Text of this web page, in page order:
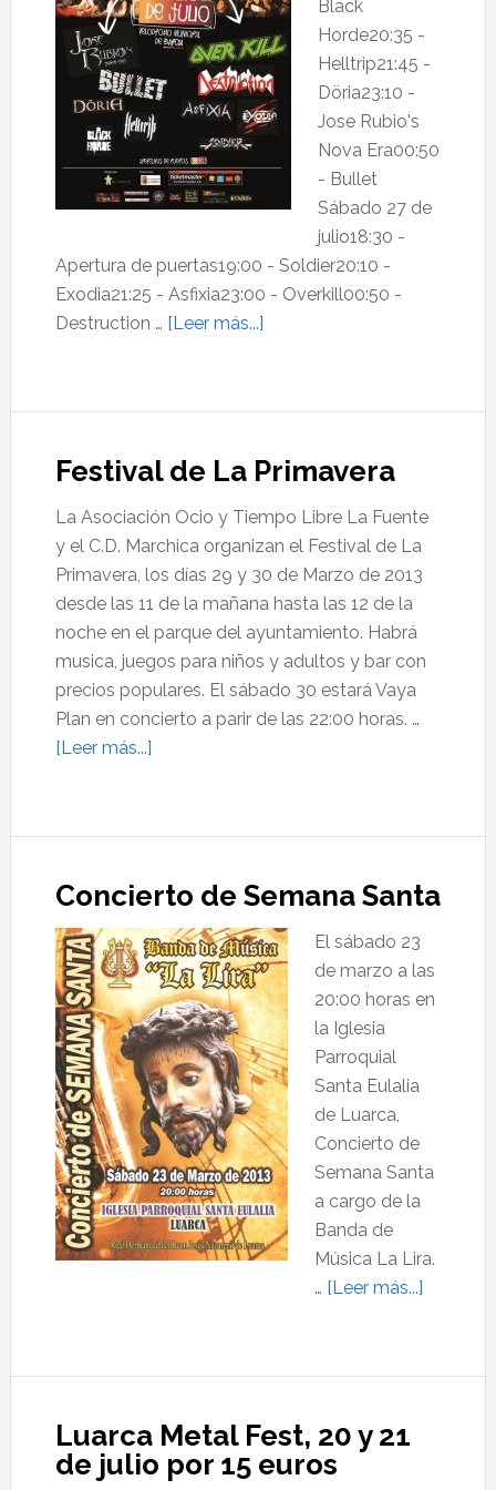
Black
Horde20:35 -
Helltrip21:45 -
Döria23:10 -
Jose Rubio's
Nova Era00:50
- Bullet
Sábado 27 de
julio18:30 -
Apertura de puertas19:00 - Soldier20:10 -
Exodia21:25 - Asfixia23:00 - Overkill00:50 -
Destruction … [Leer más...]acerca
Metal
2013
Festival de La Primavera
La Asociación Ocio y Tiempo Libre La Fuente
y el C.D. Marchica organizan el Festival de La
Primavera, los días 29 y 30 de Marzo de 2013
desde las 11 de la mañana hasta las 12 de la
noche en el parque del ayuntamiento. Habrá
musica, juegos para niños y adultos y bar con
precios populares. El sábado 30 estará Vaya
Plan en concierto a parir de las 22:00 horas. …
[Leer más...]acerca
de
Primavera
Concierto de Semana Santa
El sábado 23
de marzo a las
20:00 horas en
la Iglesia
Parroquial
Santa Eulalia
de Luarca,
Concierto de
Semana Santa
a cargo de la
Banda de
Música La Lira.
… [Leer más...]acerca
de
Luarca Metal Fest, 20 y 21
de julio por 15 euros